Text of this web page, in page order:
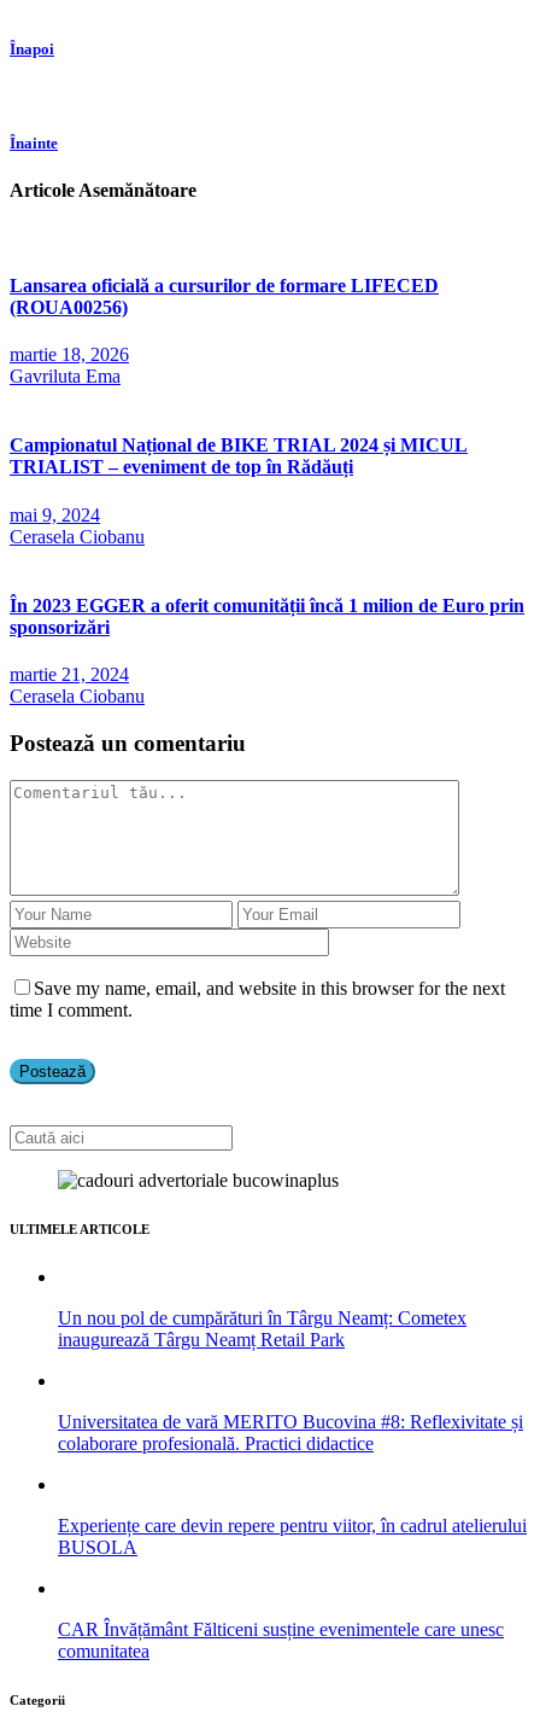
Înapoi
Înainte
Articole Asemănătoare
Lansarea oficială a cursurilor de formare LIFECED
(ROUA00256)
martie 18, 2026
Gavriluta Ema
Campionatul Național de BIKE TRIAL 2024 și MICUL
TRIALIST – eveniment de top în Rădăuți
mai 9, 2024
Cerasela Ciobanu
În 2023 EGGER a oferit comunității încă 1 milion de Euro prin
sponsorizări
martie 21, 2024
Cerasela Ciobanu
Postează un comentariu
Save my name, email, and website in this browser for the next
time I comment.
ULTIMELE ARTICOLE
Un nou pol de cumpărături în Târgu Neamț: Cometex
inaugurează Târgu Neamț Retail Park
Universitatea de vară MERITO Bucovina #8: Reflexivitate și
colaborare profesională. Practici didactice
Experiențe care devin repere pentru viitor, în cadrul atelierului
BUSOLA
CAR Învățământ Fălticeni susține evenimentele care unesc
comunitatea
Categorii